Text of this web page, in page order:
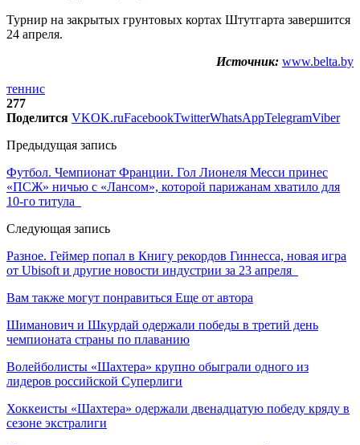
Турнир на закрытых грунтовых кортах Штутгарта завершится
24 апреля.
Источник: www.belta.by
теннис
277
Поделится VKOK.ruFacebookTwitterWhatsAppTelegramViber
Предыдущая запись
Футбол. Чемпионат Франции. Гол Лионеля Месси принес
«ПСЖ» ничью с «Лансом», которой парижанам хватило для
10-го титула
Следующая запись
Разное. Геймер попал в Книгу рекордов Гиннесса, новая игра
от Ubisoft и другие новости индустрии за 23 апреля
Вам также могут понравиться Еще от автора
Шиманович и Шкурдай одержали победы в третий день
чемпионата страны по плаванию
Волейболисты «Шахтера» крупно обыграли одного из
лидеров российской Суперлиги
Хоккеисты «Шахтера» одержали двенадцатую победу кряду в
сезоне экстралиги